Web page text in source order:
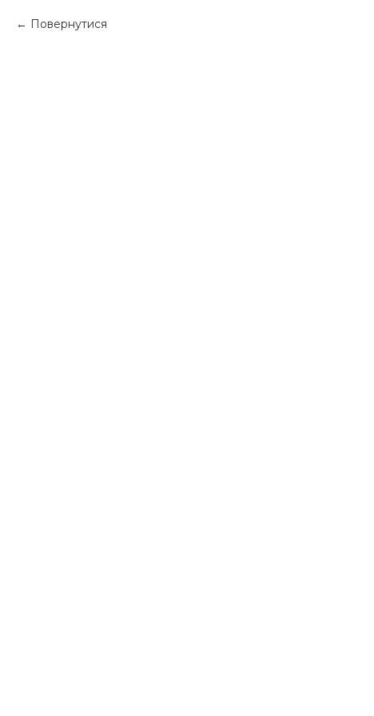
Повернутися